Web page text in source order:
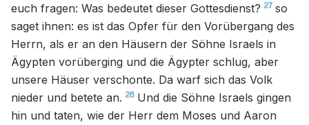
euch fragen: Was bedeutet dieser Gottesdienst? 27 so
saget ihnen: es ist das Opfer für den Vorübergang des
Herrn, als er an den Häusern der Söhne Israels in
Ägypten vorüberging und die Ägypter schlug, aber
unsere Häuser verschonte. Da warf sich das Volk
nieder und betete an. 28 Und die Söhne Israels gingen
hin und taten, wie der Herr dem Moses und Aaron